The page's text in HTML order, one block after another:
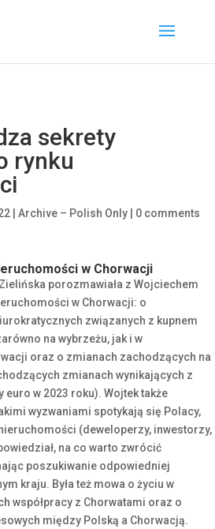
sekrety
rynku
Archive – Polish Only 0 comments
w Chorwacji
porozmawiała z Wojciechem
w Chorwacji: o
związanych z kupnem
na wybrzeżu, jak i w
oraz o zmianach zachodzących na
zmianach wynikających z
w 2023 roku). Wojtek także
wyzwaniami spotykają się Polacy,
(deweloperzy, inwestorzy,
na co warto zwrócić
poszukiwanie odpowiedniej
kraju. Była też mowa o życiu w
współpracy z Chorwatami oraz o
między Polską a Chorwacją.